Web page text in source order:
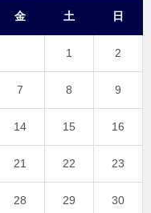
金 土 日
1 2
7 8 9
14 15 16
21 22 23
28 29 30